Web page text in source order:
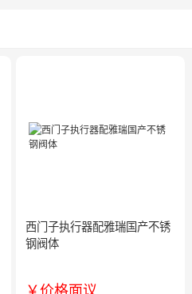
西门子执行器配雅瑞国产不锈
钢阀体